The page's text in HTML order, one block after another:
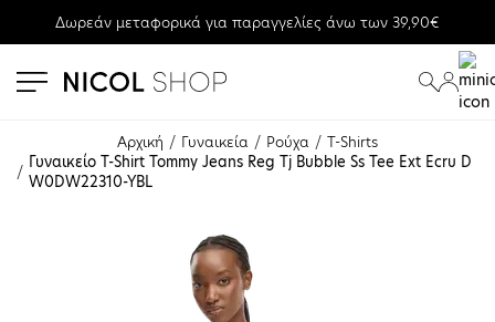
Δωρεάν μεταφορικά για παραγγελίες άνω των 39,90€
Αρχική Γυναικεία Ρούχα
T-Shirts
Γυναικείο T-Shirt Tommy Jeans Reg Tj Bubble Ss Tee Ext Ecru D
W0DW22310-YBL